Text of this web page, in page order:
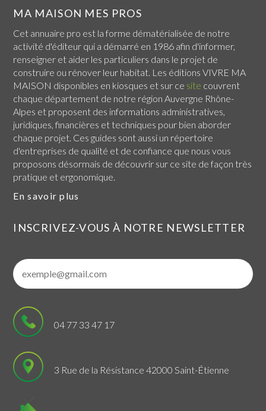
MA MAISON MES PROS
Cet annuaire pro est la forme dématérialisée de notre
activité d'éditeur qui a démarré en 1986 afin d'informer,
renseigner et aider les particuliers dans le projet de
construire ou rénover leur habitat. Les éditions VIVRE MA
MAISON disponibles en kiosques et sur ce site couvrent
chaque département de notre région Auvergne Rhône-
Alpes et proposent des informations administratives,
juridiques, financières et techniques pour bien aborder
chaque projet. Ces guides sont aussi un répertoire
d'entreprises de qualité et de confiance que nous vous
proposons désormais de découvrir sur ce site de façon très
pratique et ergonomique.
En savoir plus
INSCRIVEZ-VOUS À NOTRE NEWSLETTER
04 77 33 47 17
3 Rue de la Résistance 42000 Saint-Étienne